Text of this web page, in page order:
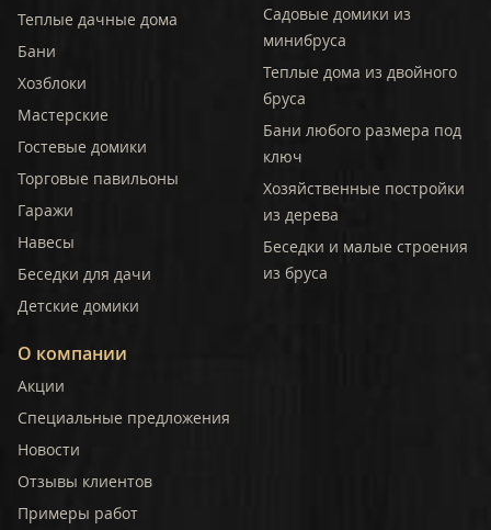
Теплые дачные дома
Бани
Хозблоки
Мастерские
Гостевые домики
Торговые павильоны
Гаражи
Навесы
Беседки для дачи
Детские домики
Садовые домики из
минибруса
Теплые дома из двойного
бруса
Бани любого размера под
ключ
Хозяйственные постройки
из дерева
Беседки и малые строения
из бруса
О компании
Акции
Специальные предложения
Новости
Отзывы клиентов
Примеры работ